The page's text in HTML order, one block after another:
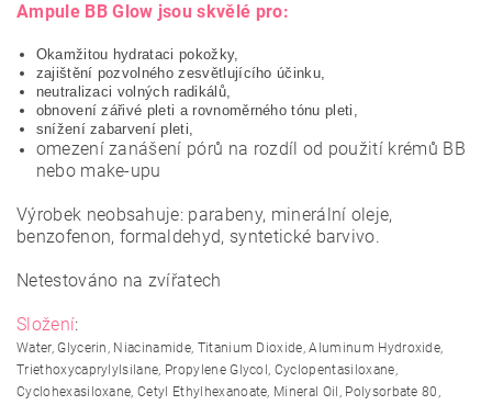
Ampule BB Glow jsou skvělé pro:
Okamžitou hydrataci pokožky,
zajištění pozvolného zesvětlujícího účinku,
neutralizaci volných radikálů,
obnovení zářivé pleti a rovnoměrného tónu pleti,
snížení zabarvení pleti,
omezení zanášení pórů na rozdíl od použití krémů BB
nebo make-upu
Výrobek neobsahuje: parabeny, minerální oleje,
benzofenon, formaldehyd, syntetické barvivo.
Netestováno na zvířatech
Složení:
Water, Glycerin, Niacinamide, Titanium Dioxide, Aluminum Hydroxide,
Triethoxycaprylylsilane, Propylene Glycol, Cyclopentasiloxane,
Cyclohexasiloxane, Cetyl Ethylhexanoate, Mineral Oil, Polysorbate 80,